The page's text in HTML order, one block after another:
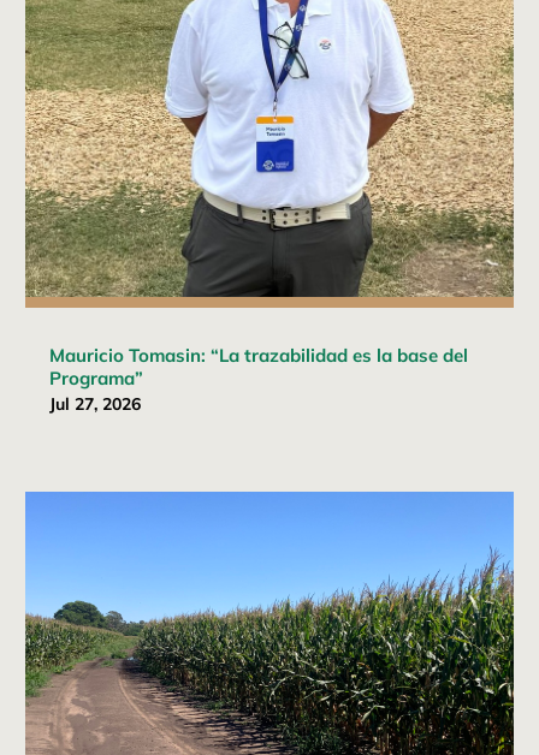
Mauricio Tomasin: “La trazabilidad es la base del
Programa”
Jul 27, 2026